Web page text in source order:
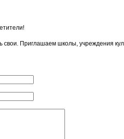
свои. Приглашаем школы, учреждения